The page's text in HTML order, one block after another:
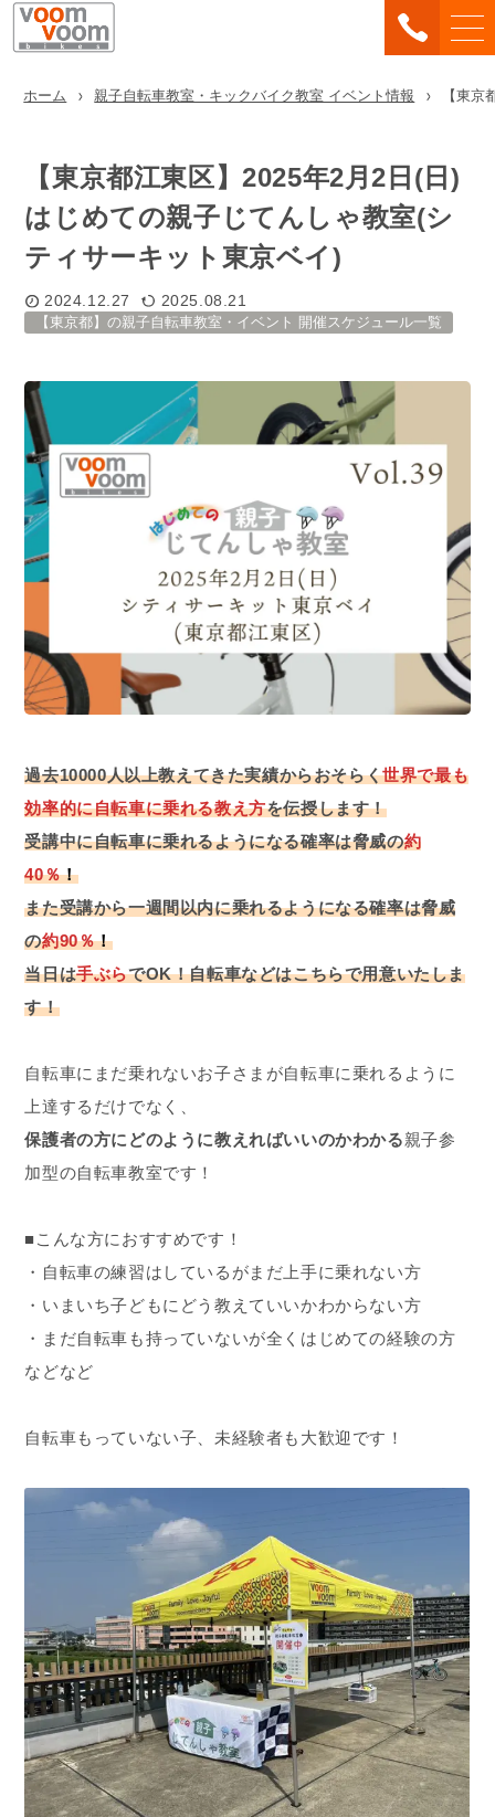
ホーム 親子自転車教室・キックバイク教室 イベント情報 【東
【東京都江東区】2025年2月2日(日)
はじめての親子じてんしゃ教室(シ
ティサーキット東京ベイ)
2024.12.27 2025.08.21
【東京都】の親子自転車教室・イベント 開催スケジュール一覧
過去10000人以上教えてきた実績からおそらく世界で最も
効率的に自転車に乗れる教え方を伝授します！
受講中に自転車に乗れるようになる確率は脅威の約
40％！
また受講から一週間以内に乗れるようになる確率は脅威
の約90％！
当日は手ぶらでOK！自転車などはこちらで用意いたしま
す！
自転車にまだ乗れないお子さまが自転車に乗れるように
上達するだけでなく、
保護者の方にどのように教えればいいのかわかる親子参
加型の自転車教室です！
■こんな方におすすめです！
・自転車の練習はしているがまだ上手に乗れない方
・いまいち子どもにどう教えていいかわからない方
・まだ自転車も持っていないが全くはじめての経験の方
などなど
自転車もっていない子、未経験者も大歓迎です！